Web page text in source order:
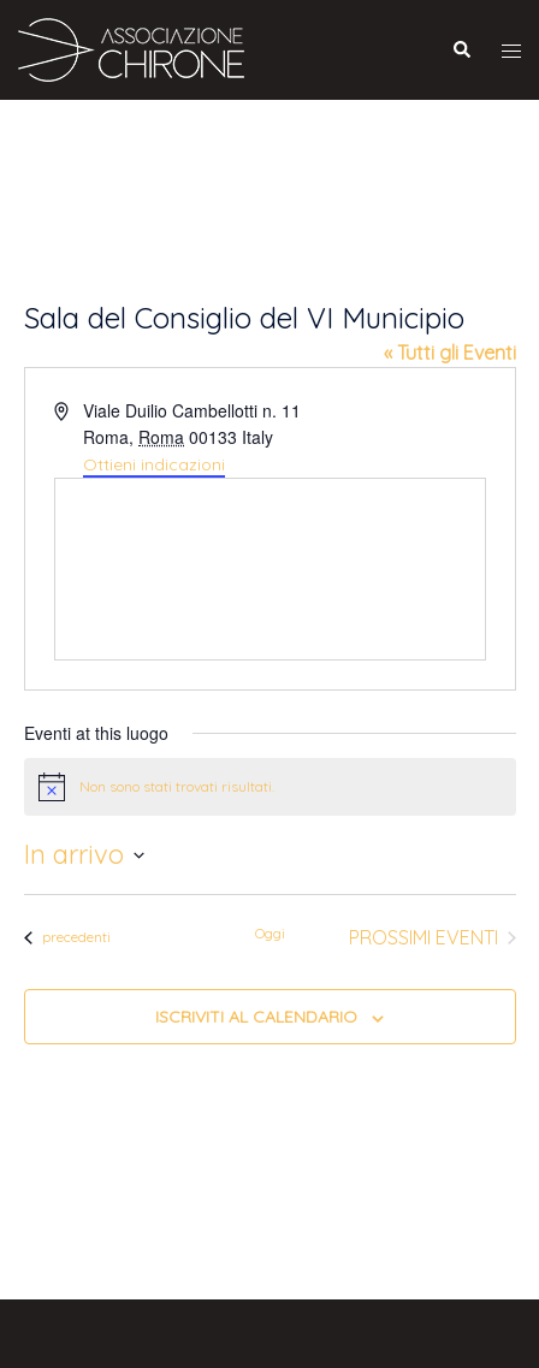
Sala del Consiglio del VI Municipio
« Tutti gli Eventi
IndirizzoViale Duilio Cambellotti n. 11
Roma, Roma 00133 Italy
Ottieni indicazioni
Eventi at this luogo
Notice Non sono stati trovati risultati.
In arrivo
Seleziona
data.
Eventi
precedenti Oggi PROSSIMI EVENTI
ISCRIVITI AL CALENDARIO